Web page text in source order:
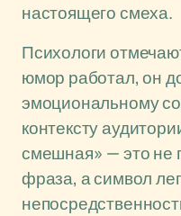
настоящего смеха.
Психологи
юмор работал, он
эмоциональному
контексту
смешная» — это не
фраза, а символ